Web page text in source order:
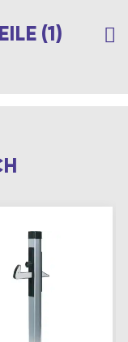
(1)